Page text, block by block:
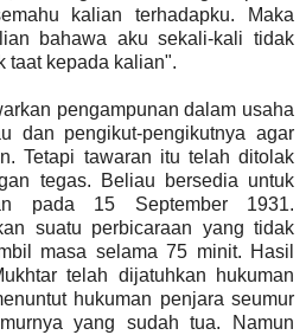
kalian terhadapku. Maka
bahawa aku sekali-kali tidak
taat kepada kalian".
pengampunan dalam usaha
dan pengikut-pengikutnya agar
Tetapi tawaran itu telah ditolak
tegas. Beliau bersedia untuk
pada 15 September 1931.
suatu perbicaraan yang tidak
masa selama 75 minit. Hasil
telah dijatuhkan hukuman
hukuman penjara seumur
yang sudah tua. Namun